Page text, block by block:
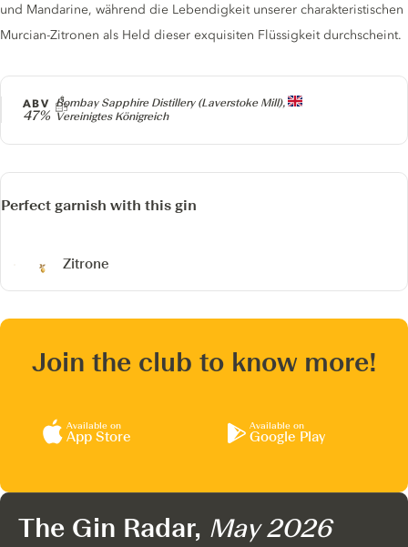
Producer
Bombay Sapphire Distillery (Laverstoke Mill),
Vereinigtes Königreich
ABV
47%
und Mandarine, während die Lebendigkeit unserer charakteristischen
Murcian-Zitronen als Held dieser exquisiten Flüssigkeit durchscheint.
Perfect garnish with this gin
Zitrone
Join the club to know more!
Available on
App Store
Available on
Google Play
The Gin Radar, May 2026